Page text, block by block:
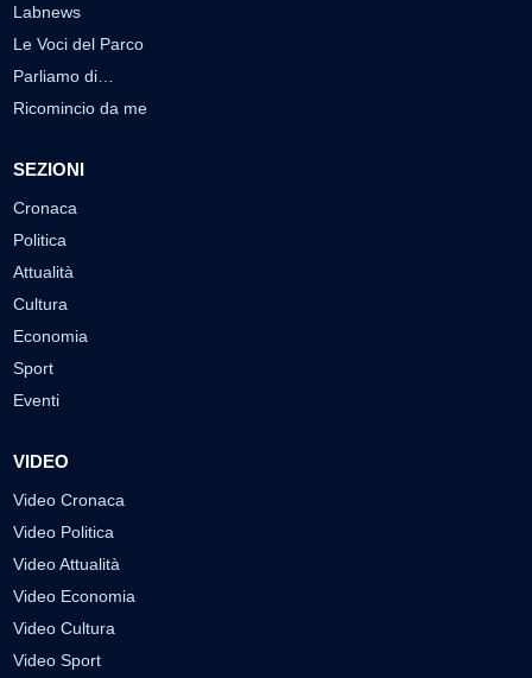
Labnews
Le Voci del Parco
Parliamo di…
Ricomincio da me
SEZIONI
Cronaca
Politica
Attualità
Cultura
Economia
Sport
Eventi
VIDEO
Video Cronaca
Video Politica
Video Attualità
Video Economia
Video Cultura
Video Sport